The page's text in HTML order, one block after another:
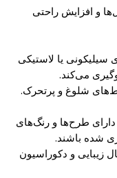
و افزایش راحتی
سیلیکونی یا لاستیکی
می‌کند.
شلوغ و پرتحرک.
دارای طرح‌ها و رنگ‌های
شده باشند.
زیبایی و دکوراسیون